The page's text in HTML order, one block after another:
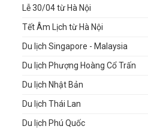
Lễ 30/04 từ Hà Nội
Tết Âm Lịch từ Hà Nội
Du lịch Singapore - Malaysia
Du lịch Phượng Hoàng Cổ Trấn
Du lịch Nhật Bản
Du lịch Thái Lan
Du lịch Phú Quốc